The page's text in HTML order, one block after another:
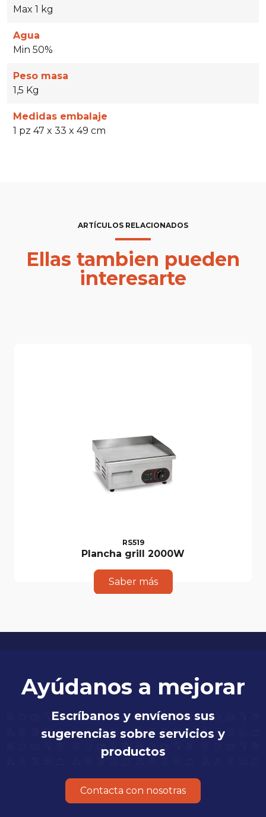
Max 1 kg
Agua
Min 50%
Peso masa
1,5 Kg
Medidas embalaje
1 pz 47 x 33 x 49 cm
ARTÍCULOS RELACIONADOS
Ellas tambien pueden
interesarte
RS519
Plancha grill 2000W
Saber más
Ayúdanos a mejorar
Escríbanos y envíenos sus
sugerencias sobre servicios y
productos
Contacta con nosotras